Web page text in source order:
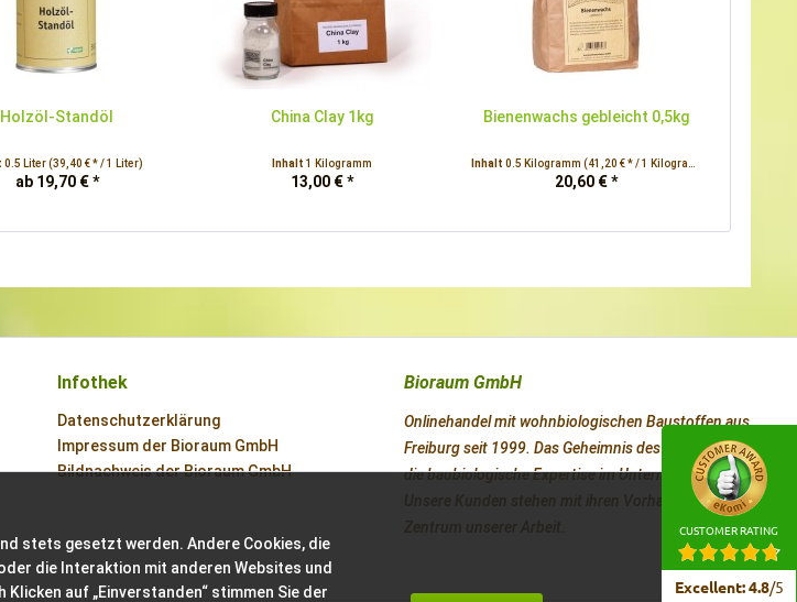
Holzöl-Standöl
0.5 Liter(39,40 € * / 1 Liter)
ab 19,70 € *
China Clay 1kg
Inhalt 1 Kilogramm
13,00 € *
Bienenwachs gebleicht 0,5kg
Inhalt 0.5 Kilogramm (41,20 € * / 1 Kilogramm)
20,60 € *
Infothek
Datenschutzerklärung
Impressum der Bioraum GmbH
Bildnachweis der Bioraum GmbH
Bioraum GmbH
Onlinehandel mit wohnbiologischen Baustoffen aus
Freiburg seit 1999. Das Geheimnis des Erfolges ist
die baubiologische Expertise im Unternehmen.
Unsere Kunden stehen mit ihren Vorhaben im
Zentrum unserer Arbeit.
stets gesetzt werden. Andere Cookies, die
die Interaktion mit anderen Websites und
auf „Einverstanden“ stimmen Sie der
CUSTOMER RATING
Excellent: 4.8/5